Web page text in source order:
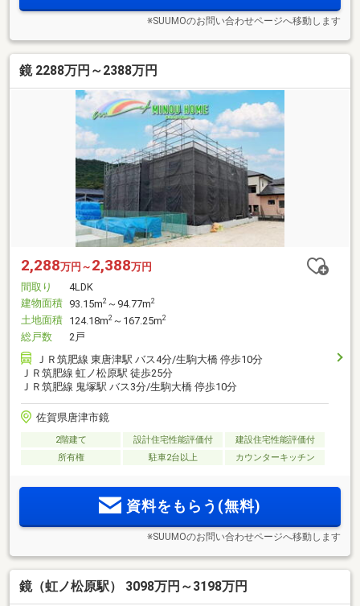
※SUUMOのお問い合わせページへ移動します
鏡 2288万円～2388万円
2,288万円～ 2,388万円
間取り
4LDK
建物面積 93.15m2 ～94.77m2
土地面積 124.18m2 ～167.25m2
総戸数
2戸
ＪＲ筑肥線 東唐津駅 バス4分/生駒大橋 停歩10分
ＪＲ筑肥線 虹ノ松原駅 徒歩25分
ＪＲ筑肥線 鬼塚駅 バス3分/生駒大橋 停歩10分
佐賀県唐津市鏡
2階建て 設計住宅性能評価付
建設住宅性能評価付
所有権
駐車2台以上 カウンターキッチン
資料をもらう(無料)
※SUUMOのお問い合わせページへ移動します
鏡（虹ノ松原駅） 3098万円～3198万円